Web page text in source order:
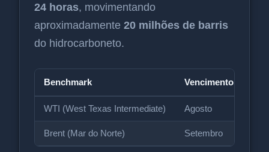
24 horas, movimentando
aproximadamente 20 milhões de barris
do hidrocarboneto.
Benchmark Vencimento
WTI (West Texas Intermediate) Agosto
Brent (Mar do Norte) Setembro